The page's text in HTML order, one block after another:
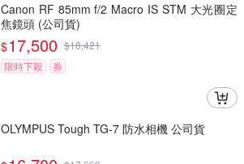
Canon RF 85mm f/2 Macro IS STM 大光圈定
焦鏡頭 (公司貨)
$17,500 $18,421
限時下殺
券
OLYMPUS Tough TG-7 防水相機 公司貨